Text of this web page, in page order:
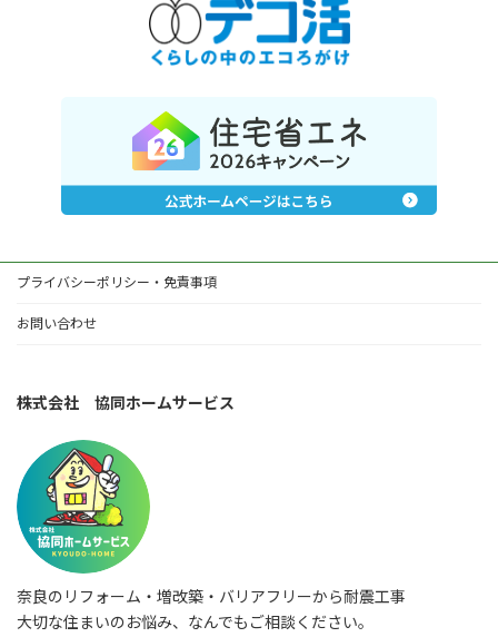
プライバシーポリシー・免責事項
お問い合わせ
株式会社 協同ホームサービス
奈良のリフォーム・増改築・バリアフリーから耐震工事
大切な住まいのお悩み、なんでもご相談ください。